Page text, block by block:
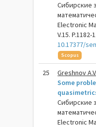
Сибирские
Electronic
V.15. P.1182-
10.17377/
Scopus
25
Greshnov A.V.
Some
Сибирские
Electronic